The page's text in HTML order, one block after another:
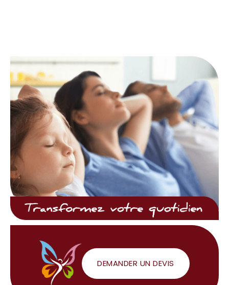
DEMANDER UN DEVIS